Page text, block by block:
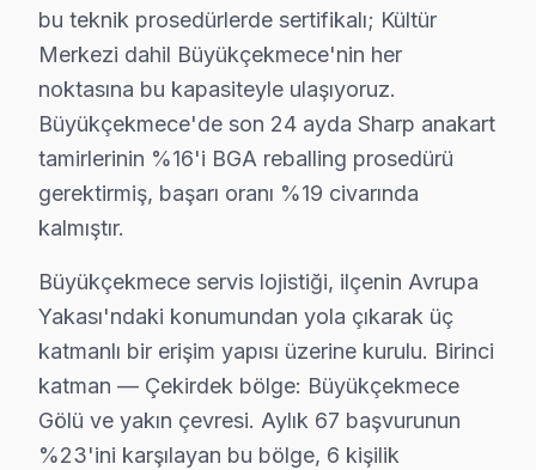
Neden Büyükçekmece'de Sharp teknik
Büyükçekmece Sharp TV Ekran Anakart Profesyonel Servis
Büyükçekmece'da Sharp panel'niz bozulduğunda
• Büyükçekmece'de 25+ sertifikalı teknisyen Sharp
• Büyükçekmece'de sadece orijinal parça
• Chip-level düzeltme için osiloskop, ESR ve termal
Asıl mesele şu:, Büyükçekmece Gölü, Kumburgaz
Büyükçekmece Bölgesi ve Sharp TV Desteği
İstanbul Avrupa Yakası içinde yer alan
Sharp TV'lerde Sık Görülen Arızalar
bu teknik prosedürlerde sertifikalı; Kültür
Merkezi dahil Büyükçekmece'nin her
noktasına bu kapasiteyle ulaşıyoruz.
Büyükçekmece'de son 24 ayda Sharp anakart
tamirlerinin %16'i BGA reballing prosedürü
gerektirmiş, başarı oranı %19 civarında
kalmıştır.
Büyükçekmece servis lojistiği, ilçenin Avrupa
Yakası'ndaki konumundan yola çıkarak üç
katmanlı bir erişim yapısı üzerine kurulu. Birinci
katman — Çekirdek bölge: Büyükçekmece
Gölü ve yakın çevresi. Aylık 67 başvurunun
%23'ini karşılayan bu bölge, 6 kişilik